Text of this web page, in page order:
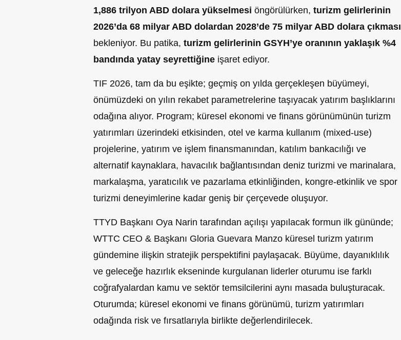
1,886 trilyon ABD dolara yükselmesi öngörülürken, turizm gelirlerinin
2026’da 68 milyar ABD dolardan 2028’de 75 milyar ABD dolara çıkması
bekleniyor. Bu patika, turizm gelirlerinin GSYH’ye oranının yaklaşık %4
bandında yatay seyrettiğine işaret ediyor.
TIF 2026, tam da bu eşikte; geçmiş on yılda gerçekleşen büyümeyi,
önümüzdeki on yılın rekabet parametrelerine taşıyacak yatırım başlıklarını
odağına alıyor. Program; küresel ekonomi ve finans görünümünün turizm
yatırımları üzerindeki etkisinden, otel ve karma kullanım (mixed‑use)
projelerine, yatırım ve işlem finansmanından, katılım bankacılığı ve
alternatif kaynaklara, havacılık bağlantısından deniz turizmi ve marinalara,
markalaşma, yaratıcılık ve pazarlama etkinliğinden, kongre‑etkinlik ve spor
turizmi deneyimlerine kadar geniş bir çerçevede oluşuyor.
TTYD Başkanı Oya Narin tarafından açılışı yapılacak formun ilk gününde;
WTTC CEO & Başkanı Gloria Guevara Manzo küresel turizm yatırım
gündemine ilişkin stratejik perspektifini paylaşacak. Büyüme, dayanıklılık
ve geleceğe hazırlık ekseninde kurgulanan liderler oturumu ise farklı
coğrafyalardan kamu ve sektör temsilcilerini aynı masada buluşturacak.
Oturumda; küresel ekonomi ve finans görünümü, turizm yatırımları
odağında risk ve fırsatlarıyla birlikte değerlendirilecek.